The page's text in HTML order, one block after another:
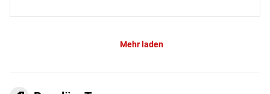
Mehr laden